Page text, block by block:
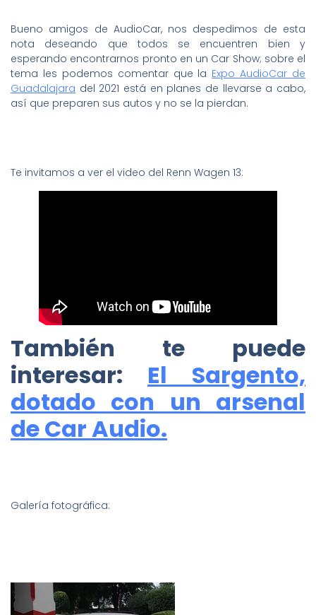
Bueno amigos de AudioCar, nos despedimos de esta
nota deseando que todos se encuentren bien y
esperando encontrarnos pronto en un Car Show; sobre el
tema les podemos comentar que la Expo AudioCar de
Guadalajara del 2021 está en planes de llevarse a cabo,
así que preparen sus autos y no se la pierdan.
Te invitamos a ver el video del Renn Wagen 13:
También te puede
interesar: El Sargento,
dotado con un arsenal
de Car Audio.
Galería fotográfica: